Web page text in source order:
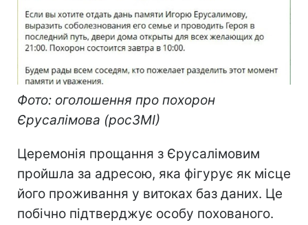
Фото: оголошення про похорон
Єрусалімова (росЗМІ)
Церемонія прощання з Єрусалімовим
пройшла за адресою, яка фігурує як місце
його проживання у витоках баз даних. Це
побічно підтверджує особу похованого.